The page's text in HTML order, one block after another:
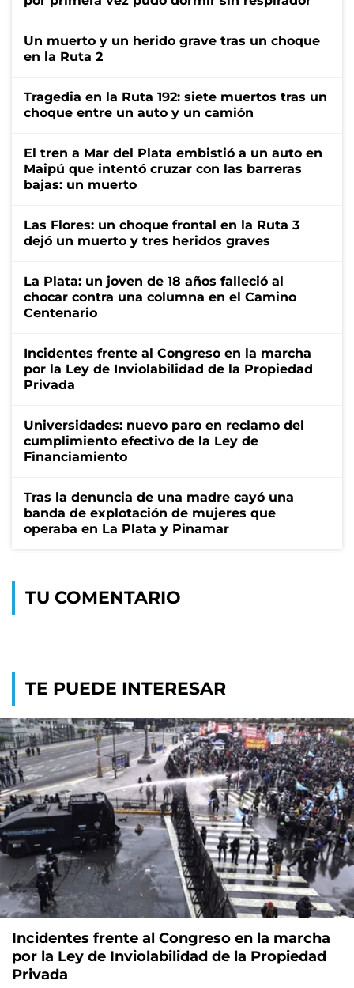
Un muerto y un herido grave tras un choque
en la Ruta 2
Tragedia en la Ruta 192: siete muertos tras un
choque entre un auto y un camión
El tren a Mar del Plata embistió a un auto en
Maipú que intentó cruzar con las barreras
bajas: un muerto
Las Flores: un choque frontal en la Ruta 3
dejó un muerto y tres heridos graves
La Plata: un joven de 18 años falleció al
chocar contra una columna en el Camino
Centenario
Incidentes frente al Congreso en la marcha
por la Ley de Inviolabilidad de la Propiedad
Privada
Universidades: nuevo paro en reclamo del
cumplimiento efectivo de la Ley de
Financiamiento
Tras la denuncia de una madre cayó una
banda de explotación de mujeres que
operaba en La Plata y Pinamar
TU COMENTARIO
TE PUEDE INTERESAR
Incidentes frente al Congreso en la marcha
por la Ley de Inviolabilidad de la Propiedad
Privada